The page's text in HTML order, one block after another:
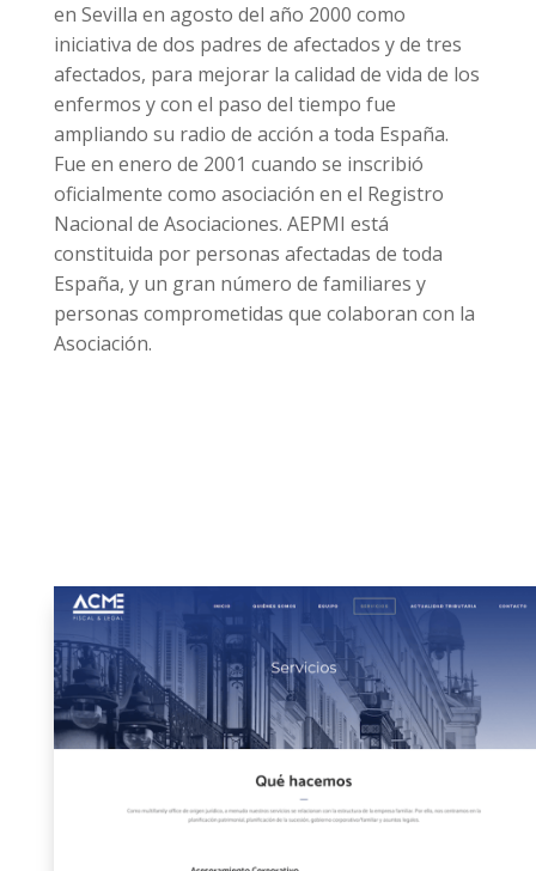
en Sevilla en agosto del año 2000 como
iniciativa de dos padres de afectados y de tres
afectados, para mejorar la calidad de vida de los
enfermos y con el paso del tiempo fue
ampliando su radio de acción a toda España.
Fue en enero de 2001 cuando se inscribió
oficialmente como asociación en el Registro
Nacional de Asociaciones. AEPMI está
constituida por personas afectadas de toda
España, y un gran número de familiares y
personas comprometidas que colaboran con la
Asociación.